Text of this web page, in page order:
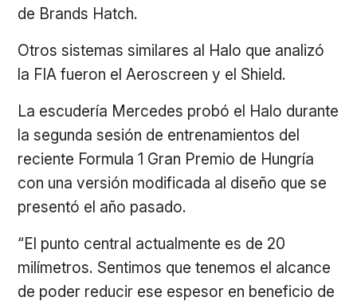
de Brands Hatch.
Otros sistemas similares al Halo que analizó
la FIA fueron el Aeroscreen y el Shield.
La escudería Mercedes probó el Halo durante
la segunda sesión de entrenamientos del
reciente Formula 1 Gran Premio de Hungría
con una versión modificada al diseño que se
presentó el año pasado.
“El punto central actualmente es de 20
milímetros. Sentimos que tenemos el alcance
de poder reducir ese espesor en beneficio de